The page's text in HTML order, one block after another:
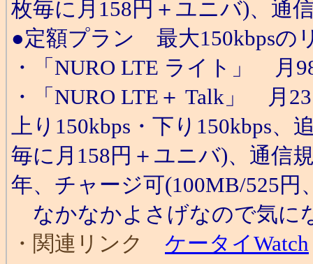
枚毎に月158円＋ユニバ)、通
●定額プラン 最大150kbpsの
・「NURO LTE ライト」 月
・「NURO LTE＋ Talk」 月
上り150kbps・下り150kbps、
毎に月158円＋ユニバ)、通信
年、チャージ可(100MB/525円
なかなかよさげなので気に
・関連リンク ケータイWatch